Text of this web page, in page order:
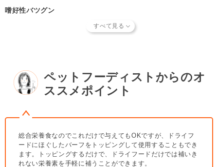
・個体差がありますので、パートナーの体重、体型、体調を
見ながら調整してください。
・当商品は真空処理ではないためパック内に微量に入る空気
により、肉の外側が自然な範囲内の変色（酸化）が起こりま
すが、品質に問題はございません。
【冷凍便代につきまして】
便代350円＋税を別途頂戴しています。詳しくは こちら をご
覧ください。
嗜好性バツグン
普段のフードはもちろん、食欲がない日の食事としても使用する
単一タンパク質のみを使用
BSEの発生していない牛肉（オーストラリア産）のみを使用。単
豚、魚などさまざまな動物性タンパク源にアレルギーのあるパー
ペットフーディストからのオ
ススメポイント
総合栄養食なのでこれだけで与えてもOKですが、ドライフ
ードにほぐしたバーフをトッピングして使用することもでき
ます。トッピングするだけで、ドライフードだけでは補いき
れない栄養素を手軽に補うことができます。